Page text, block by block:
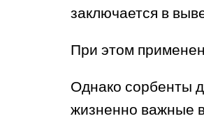
заключается в
При этом
Однако сорбенты
жизненно важные